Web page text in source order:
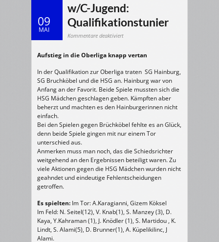
09
MAI
w/C-Jugend:
Qualifikationstunier
Kommentare deaktiviertfür
Aufstieg in die Oberliga knapp vertan
In der Qualifikation zur Oberliga traten SG Hainburg,
SG Bruchköbel und die HSG an. Hainburg war von
Anfang an der Favorit. Beide Spiele mussten sich die
HSG Mädchen geschlagen geben. Kämpften aber
beherzt und machten es den Hainburgerinnen nicht
einfach.
Bei den Spielen gegen Brüchköbel fehlte es an Glück,
denn beide Spiele gingen mit nur einem Tor
unterschied aus.
Anmerken muss man noch, das die Schiedsrichter
weitgehend an den Ergebnissen beteiligt waren. Zu
viele Aktionen gegen die HSG Mädchen wurden nicht
geahndet und eindeutige Fehlentscheidungen
getroffen.
Es spielten: Im Tor: A.Karagianni, Gizem Köksel
Im Feld: N. Seitel(12), V. Knab(1), S. Manzey (3), D.
Kaya, Y.Kahraman (1), J. Knödler (1), S. Martidou , K.
Lindt, S. Alami(5), D. Brunner(1), A. Küpelikilinc, J
Alami.